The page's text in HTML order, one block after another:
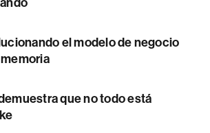
el modelo de negocio
que no todo está